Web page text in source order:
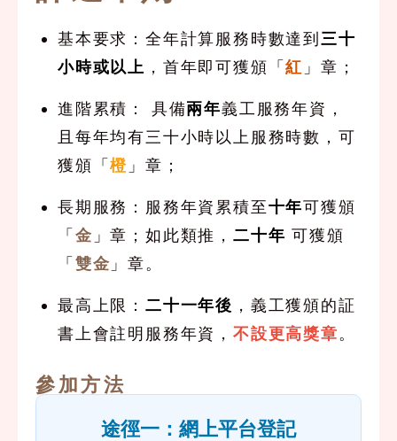
基本要求：全年計算服務時數達到三十
小時或以上 ，首年即可獲頒「紅 」章；
進階累積： 具備兩年義工服務年資，
且每年均有三十小時以上服務時數，可
獲頒「橙 」章；
長期服務：服務年資累積至十年可獲頒
「金 」章；如此類推， 二十年 可獲頒
「雙金 」章。
最高上限： 二十一年後 ，義工獲頒的証
書上會註明服務年資， 不設更高獎章。
參加方法
途徑一：網上平台登記